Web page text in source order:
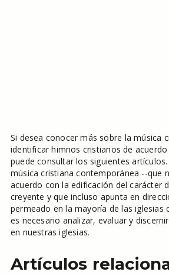
Si desea conocer más sobre la música
identificar himnos cristianos de acuerdo
puede consultar los siguientes
música cristiana contemporánea --que
acuerdo con la edificación del carácter
creyente y que incluso apunta en
permeado en la mayoría de las iglesias
es necesario analizar, evaluar y
en nuestras iglesias.
Artículos